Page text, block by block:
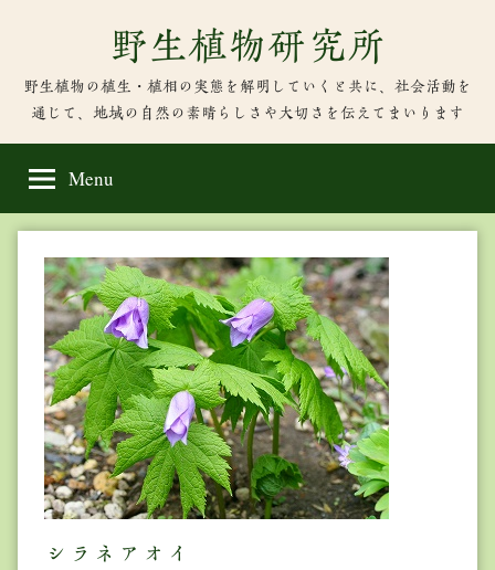
content
野生植物研究所
野生植物の植生・植相の実態を解明していくと共に、社会活動を
通じて、地域の自然の素晴らしさや大切さを伝えてまいります
Menu
シラネアオイ